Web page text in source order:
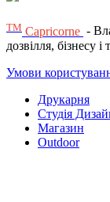
ТМ Capricorne -
дозвілля, бізнесу і
Умови
Друкарня
Студія
Магазин
Outdoor